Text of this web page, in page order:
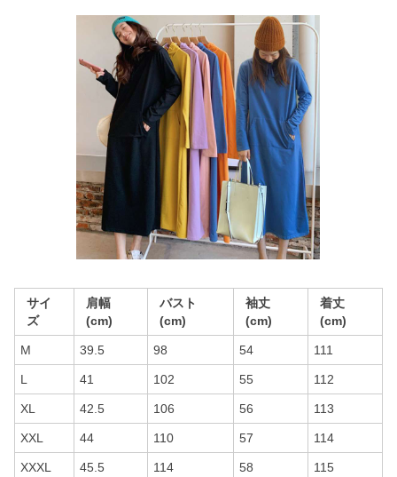
サイ
ズ
肩幅
(cm)
バスト
(cm)
袖丈
(cm)
着丈
(cm)
M 39.5 98 54 111
L 41 102 55 112
XL 42.5 106 56 113
XXL 44 110 57 114
XXXL 45.5 114 58 115